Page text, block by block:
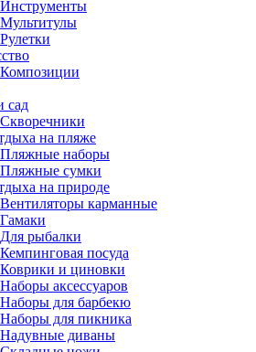
Инструменты
Мультитулы
Рулетки
Композиции
сад
Скворечники
на пляже
Пляжные наборы
Пляжные сумки
на природе
Вентиляторы карманные
Гамаки
Для рыбалки
Кемпинговая посуда
Коврики и циновки
Наборы аксессуаров
Наборы для барбекю
Наборы для пикника
Надувные диваны